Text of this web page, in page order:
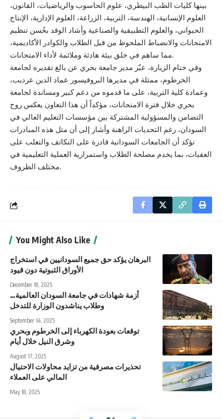
بينها كليات الطب البيطري، علوم الحاسوب والرياضيات، القانون،
العلوم الإنسانية، الهندسة، التربية، الزراعة، العلوم الإدارية، الإنتاج
الحيواني، والعلوم التطبيقية والصناعية وأشاد الوفد بحُسن تنظيم
الامتحانات والانضباط الملحوظ من قبل الطلاب والكوادر الأكاديمية،
مما ساهم في خلق بيئة هادئة وملائمة لأداء الامتحانات.
وفي ختام الزيارة، عبّر مدير جامعة بحري عن بالغ تقديره لجامعة
الخرطوم، ممثلة في مديرها البروفيسور عماد الدين عرديب،
وعمادة كلية التربية، على ما قدموه من دعم كبير ومساندة لجامعة
بحري خلال فترة الامتحانات، مؤكداً أن هذا التعاون يعكس روح
التضامن والمسؤولية المشتركة بين مؤسسات التعليم العالي في
السودان، رغم التحديات الراهنة وأشار إلى أن مثل هذه المبادرات
تؤكد أن الجامعات السودانية قادرة على التكاتف والتغلب على
العقبات، بما يخدم مصلحة الطلاب واستمرارية العملية التعليمية في
مختلف الظروف.
You Might Also Like
البرهان يؤكد حق جميع السودانيين في استخراج
الأوراق الثبوتية دون قيود
December 18, 2025
أزمة شهادات في جامعة السودان العالمية…
وطلاب يناشدون الوزارة للتدخل
September 14, 2025
توقعات بعودة الكهرباء إلى الخرطوم وبحري
وشرق النيل خلال أيام
August 17, 2025
تحذيرات مصرفية من تزايد محاولات الاحتيال
المالي على العملاء
May 18, 2025